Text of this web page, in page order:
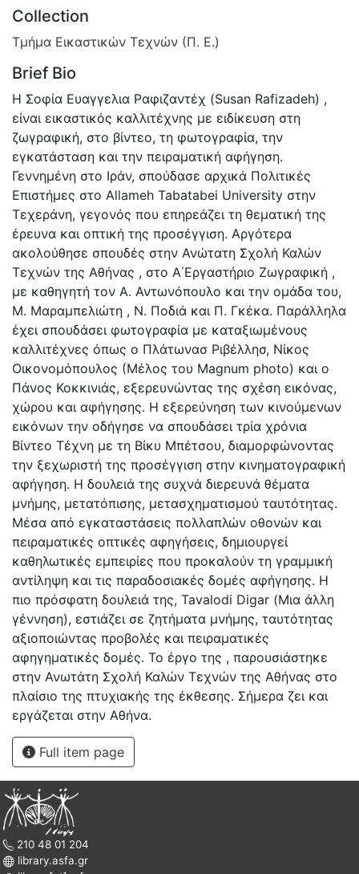
Collection
Τμήμα Εικαστικών Τεχνών (Π. Ε.)
Brief Bio
Η Σοφία Ευαγγελια Ραφιζαντέχ (Susan Rafizadeh) ,
είναι εικαστικός καλλιτέχνης με ειδίκευση στη
ζωγραφική, στο βίντεο, τη φωτογραφία, την
εγκατάσταση και την πειραματική αφήγηση.
Γεννημένη στο Ιράν, σπούδασε αρχικά Πολιτικές
Επιστήμες στο Allameh Tabatabei University στην
Τεχεράνη, γεγονός που επηρεάζει τη θεματική της
έρευνα και οπτική της προσέγγιση. Αργότερα
ακολούθησε σπουδές στην Ανώτατη Σχολή Καλών
Τεχνών της Αθήνας , στο Α΄Εργαστήριο Ζωγραφική ,
με καθηγητή τον Α. Αντωνόπουλο και την ομάδα του,
Μ. Μαραμπελιώτη , Ν. Ποδιά και Π. Γκέκα. Παράλληλα
έχει σπουδάσει φωτογραφία με καταξιωμένους
καλλιτέχνες όπως ο Πλάτωνασ Ριβέλλησ, Νίκος
Οικονομόπουλος (Μέλος του Magnum photo) και ο
Πάνος Κοκκινιάς, εξερευνώντας της σχέση εικόνας,
χώρου και αφήγησης. Η εξερεύνηση των κινούμενων
εικόνων την οδήγησε να σπουδάσει τρία χρόνια
Βίντεο Τέχνη με τη Βίκυ Μπέτσου, διαμορφώνοντας
την ξεχωριστή της προσέγγιση στην κινηματογραφική
αφήγηση. Η δουλειά της συχνά διερευνά θέματα
μνήμης, μετατόπισης, μετασχηματισμού ταυτότητας.
Μέσα από εγκαταστάσεις πολλαπλών οθονών και
πειραματικές οπτικές αφηγήσεις, δημιουργεί
καθηλωτικές εμπειρίες που προκαλούν τη γραμμική
αντίληψη και τις παραδοσιακές δομές αφήγησης. Η
πιο πρόσφατη δουλειά της, Tavalodi Digar (Μια άλλη
γέννηση), εστιάζει σε ζητήματα μνήμης, ταυτότητας
αξιοποιώντας προβολές και πειραματικές
αφηγηματικές δομές. Το έργο της , παρουσιάστηκε
στην Ανωτάτη Σχολή Καλών Τεχνών της Αθήνας στο
πλαίσιο της πτυχιακής της έκθεσης. Σήμερα ζει και
εργάζεται στην Αθήνα.
Full item page
210 48 01 204
library.asfa.gr